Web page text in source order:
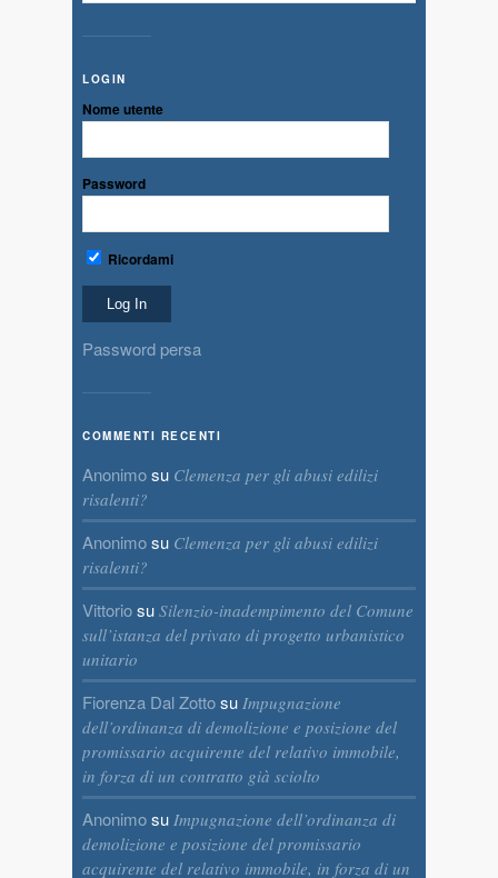
LOGIN
Nome utente
Password
Ricordami
Password persa
COMMENTI RECENTI
Anonimosu Clemenza per gli abusi edilizi
risalenti?
Anonimosu Clemenza per gli abusi edilizi
risalenti?
Vittoriosu Silenzio-inadempimento del Comune
sull’istanza del privato di progetto urbanistico
unitario
Fiorenza Dal Zottosu Impugnazione
dell’ordinanza di demolizione e posizione del
promissario acquirente del relativo immobile,
in forza di un contratto già sciolto
Anonimosu Impugnazione dell’ordinanza di
demolizione e posizione del promissario
acquirente del relativo immobile, in forza di un